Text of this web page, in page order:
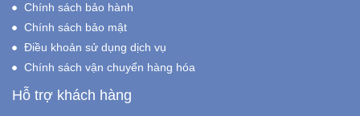
Chính sách bảo hành
Chính sách bảo mật
Điều khoản sử dụng dịch vụ
Chính sách vận chuyển hàng hóa
Hỗ trợ khách hàng